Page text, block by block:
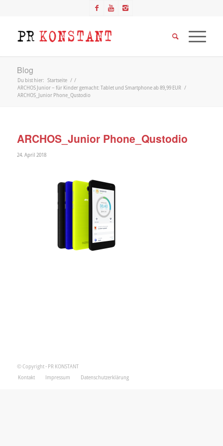
Blog
Du bist hier: Startseite / /
ARCHOS Junior – für Kinder gemacht: Tablet und Smartphone ab 89,99 EUR /
ARCHOS_Junior Phone_Qustodio
ARCHOS_Junior Phone_Qustodio
24. April 2018
© Copyright - PR KONSTANT
Kontakt
Impressum Datenschutzerklärung